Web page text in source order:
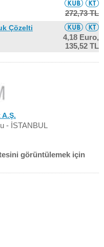
272,73 TL
Çözelti
4,18 Euro,
135,52 TL
- İSTANBUL
görüntülemek için